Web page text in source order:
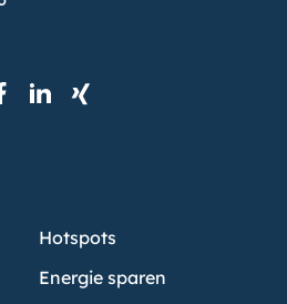
Hotspots
Energie sparen